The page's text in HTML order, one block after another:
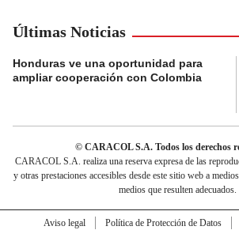
Últimas Noticias
Honduras ve una oportunidad para
ampliar cooperación con Colombia
© CARACOL S.A. Todos los derechos
CARACOL S.A. realiza una reserva expresa de las
y otras prestaciones accesibles desde este sitio web a
medios que resulten adecuados.
Aviso legal Política de Protección de Datos